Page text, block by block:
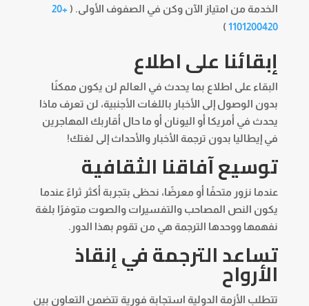
الخدمة من امتياز الآن وكن في الصفوف الأولى. (
+20
1101200420
)
إبقائنا على اطلاع
البقاء على اطلاع بما يحدث في العالم لن يكون ممكنًا
بدون الوصول إلى الأخبار باللغات الأجنبية، لن تعرف ماذا
يحدث في أمريكا أو اليونان أو ما حال أقاربك المهاجرين
في إيطاليا بدون ترجمة الأخبار والأحداث إلى لغتك!
توسيع آفاقنا الثقافية
عندما نزور متحفًا أو معرضًا، نحظى بتجربة أكثر ثراءً عندما
يكون النص المصاحب والتفسيرات والصوت متوفرًا بلغة
نفهمها ووحدها الترجمة هي من تقوم بهذا الدور.
تساعد الترجمة في إنقاذ
الأرواح
تتطلب الأزمة الدولية استجابة فورية تتضمن التعاون بين